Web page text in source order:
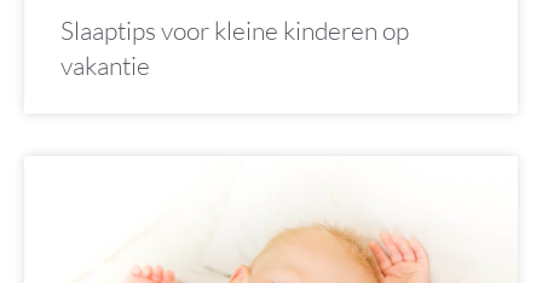
Slaaptips voor kleine kinderen op
vakantie